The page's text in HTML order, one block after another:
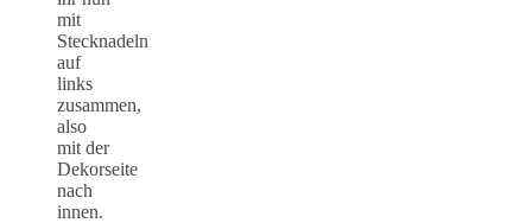
mit
Stecknadeln
auf
links
zusammen,
also
mit der
Dekorseite
nach
innen.